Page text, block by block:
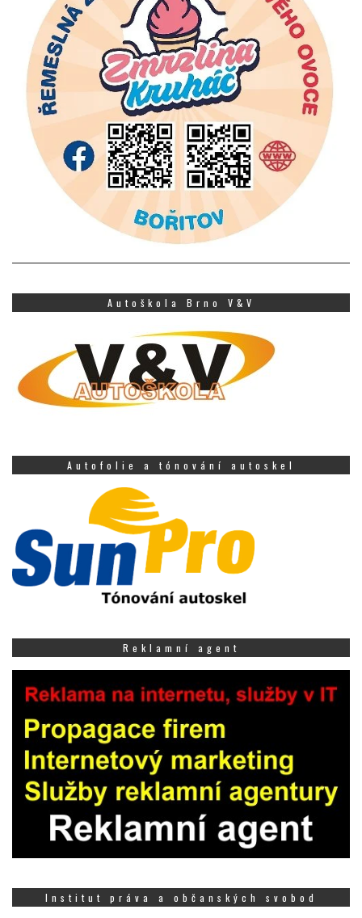
Autoškola Brno V&V
Autofolie a tónování autoskel
Reklamní agent
Institut práva a občanských svobod